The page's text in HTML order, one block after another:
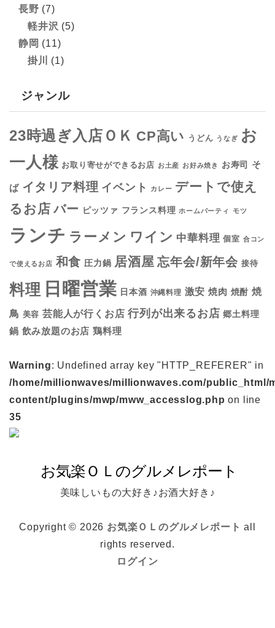
長野 (7)
軽井沢 (5)
静岡 (11)
掛川
(1)
ジャンル
23時過ぎ入店ＯＫ CP高い うどん うなぎ お
一人様 お取り寄せができるお店 お土産 お好み焼き お寿司 そ
ば イタリア料理 イベント カレー デートで使え
るお店 バー ピッツァ フランス料理 ホームパーティ モツ
ランチ ラーメン ワイン 中華料理 個室 合コン
で使えるお店 和食 圧力鍋 居酒屋 忘年会/新年会 接待
料理 日曜営業 日本酒 沖縄料理 激安 焼肉 焼酎 焼
鳥 美容 芸能人が行くお店 行列が出来るお店 郷土料理
鍋 飲み放題のお店 鶏料理
Warning: Undefined array key "HTTP_REFERER" in
/home/millionwaves/millionwaves.com/public_html/
content/plugins/mwp/mww_accesslog.php on line
35
美味しいもの大好き♪お酒大好き♪
Copyright © 2026 お気楽ＯＬのグルメレポート all
rights reserved.
ログイン